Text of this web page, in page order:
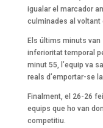
igualar el marcador
culminades al voltant
Els últims minuts
inferioritat temporal
minut 55, l’equip va
reals d’emportar-se
Finalment, el 26-26
equips que ho van
competitiu.